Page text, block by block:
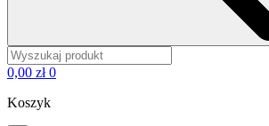
0,00 zł 0
Koszyk